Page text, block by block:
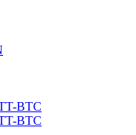
BTC
BTC